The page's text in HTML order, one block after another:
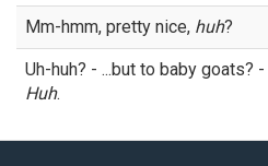
Mm-hmm, pretty nice, huh?
Uh-huh? - ...but to baby goats? -
Huh.